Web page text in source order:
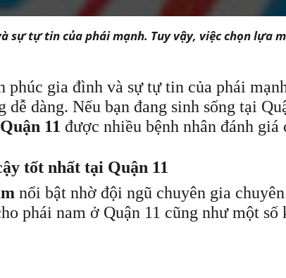
sự tự tin của phái mạnh. Tuy vậy, việc chọn lựa
phúc gia đình và sự tự tin của phái
dàng. Nếu bạn đang sinh sống tại
11 được nhiều bệnh nhân đánh giá
tốt nhất tại Quận 11
nổi bật nhờ đội ngũ chuyên gia
phái nam ở Quận 11 cũng như một số